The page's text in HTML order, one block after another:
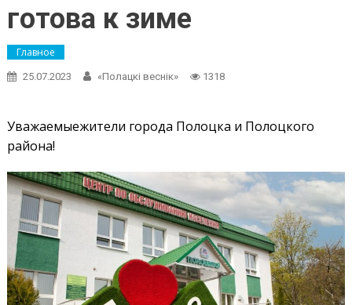
готова к зиме
Главное
25.07.2023 «Полацкі веснік» 1318
Уважаемыежители города Полоцка и Полоцкого
района!